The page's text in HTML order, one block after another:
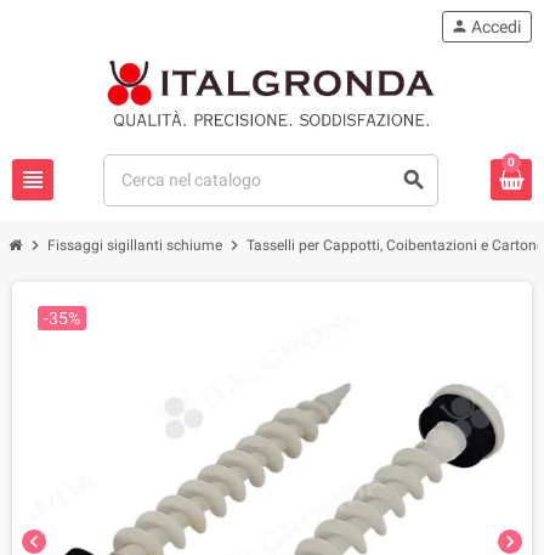
view_headline search
person Accedi
0
chevron_right Fissaggi sigillanti schiume chevron_right Tasselli per Cappotti, Coibentazioni e
chevron_left chevron_right
-35%